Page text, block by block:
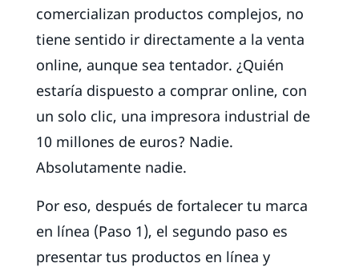
comercializan productos complejos, no
tiene sentido ir directamente a la venta
online, aunque sea tentador. ¿Quién
estaría dispuesto a comprar online, con
un solo clic, una impresora industrial de
10 millones de euros? Nadie.
Absolutamente nadie.
Por eso, después de fortalecer tu marca
en línea (Paso 1), el segundo paso es
presentar tus productos en línea y